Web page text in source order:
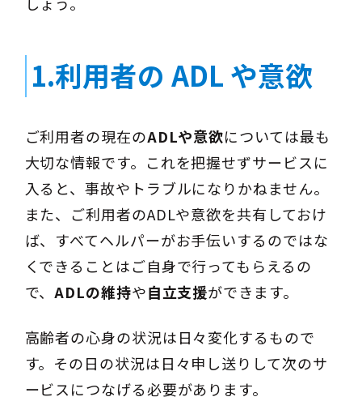
1.利用者の ADL や意欲
ご利用者の現在のADLや意欲については最も
大切な情報です。これを把握せずサービスに
入ると、事故やトラブルになりかねません。
また、ご利用者のADLや意欲を共有しておけ
ば、すべてヘルパーがお手伝いするのではな
くできることはご自身で行ってもらえるの
で、ADLの維持や自立支援ができます。
高齢者の心身の状況は日々変化するもので
す。その日の状況は日々申し送りして次のサ
ービスにつなげる必要があります。